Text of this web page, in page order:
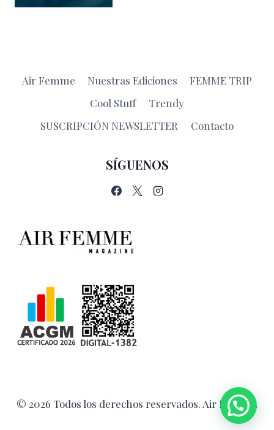
Air Femme Nuestras Ediciones
FEMME TRIP
Cool Stuff
Trendy
SUSCRIPCIÓN NEWSLETTER
Contacto
SÍGUENOS
© 2026 Todos los derechos reservados. Air Femme.